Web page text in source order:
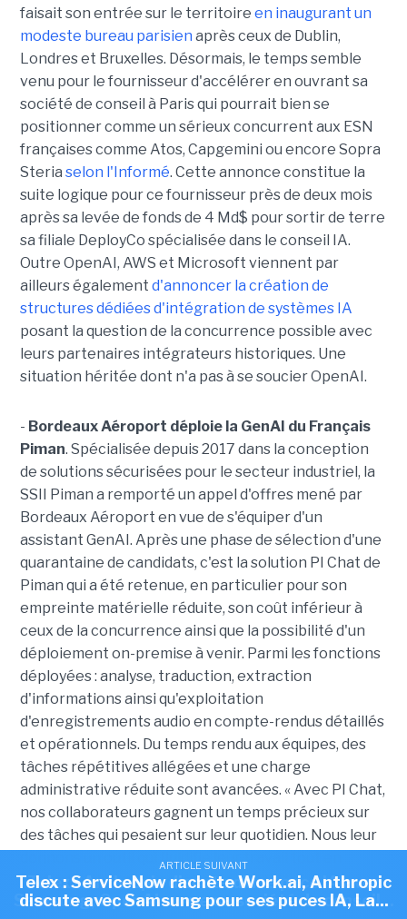
ARTICLE SUIVANT
Telex : Anthropic discute d'une puce IA avec
Samsung, OpenAI ouvre sa société de conseil...
faisait son entrée sur le territoire en inaugurant un
modeste bureau parisien après ceux de Dublin,
Londres et Bruxelles. Désormais, le temps semble
venu pour le fournisseur d'accélérer en ouvrant sa
société de conseil à Paris qui pourrait bien se
positionner comme un sérieux concurrent aux ESN
françaises comme Atos, Capgemini ou encore Sopra
Steria selon l'Informé. Cette annonce constitue la
suite logique pour ce fournisseur près de deux mois
après sa levée de fonds de 4 Md$ pour sortir de terre
sa filiale DeployCo spécialisée dans le conseil IA.
Outre OpenAI, AWS et Microsoft viennent par
ailleurs également d'annoncer la création de
structures dédiées d'intégration de systèmes IA
posant la question de la concurrence possible avec
leurs partenaires intégrateurs historiques. Une
situation héritée dont n'a pas à se soucier OpenAI.
- Bordeaux Aéroport déploie la GenAI du Français
Piman. Spécialisée depuis 2017 dans la conception
de solutions sécurisées pour le secteur industriel, la
SSII Piman a remporté un appel d'offres mené par
Bordeaux Aéroport en vue de s'équiper d'un
assistant GenAI. Après une phase de sélection d'une
quarantaine de candidats, c'est la solution PI Chat de
Piman qui a été retenue, en particulier pour son
empreinte matérielle réduite, son coût inférieur à
ceux de la concurrence ainsi que la possibilité d'un
déploiement on-premise à venir. Parmi les fonctions
déployées : analyse, traduction, extraction
d'informations ainsi qu'exploitation
d'enregistrements audio en compte-rendus détaillés
et opérationnels. Du temps rendu aux équipes, des
tâches répétitives allégées et une charge
administrative réduite sont avancées. « Avec PI Chat,
nos collaborateurs gagnent un temps précieux sur
des tâches qui pesaient sur leur quotidien. Nous leur
restant pleinement sous notre contrôle », a
expliqué Pierre-Yves Brault, chef de service
ARTICLE SUIVANT
Telex : ServiceNow rachète Work.ai, Anthropic
discute avec Samsung pour ses puces IA, La...